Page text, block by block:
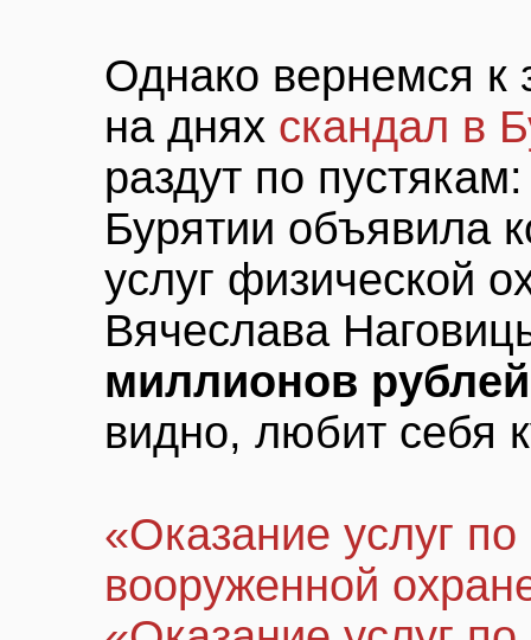
Однако вернемся к
на днях скандал в
раздут по
Бурятии объявила
услуг физической
Вячеслава
миллионов рублей
видно, любит себя
«Оказание услуг по
вооруженной